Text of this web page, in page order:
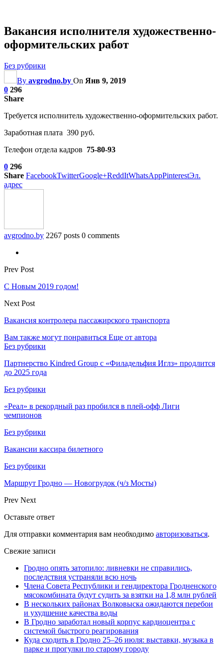
Вакансия исполнителя художественно-
оформительских работ
Без рубрики
By avgrodno.by On Янв 9, 2019
0 296
Share
Требуется исполнитель художественно-оформительских работ.
Заработная плата 390 руб.
Телефон отдела кадров 75-80-93
0 296
Share FacebookTwitterGoogle+ReddItWhatsAppPinterestЭл.
адрес
avgrodno.by 2267 posts 0 comments
Prev Post
С Новым 2019 годом!
Next Post
Вакансия контролера пассажирского транспорта
Вам также могут понравиться Еще от автора
Без рубрики
Партнерство Kindred Group с «Филадельфия Иглз» продлится
до 2025 года
Без рубрики
«Реал» в рекордный раз пробился в плей-офф Лиги
чемпионов
Без рубрики
Вакансии кассира билетного
Без рубрики
Маршрут Гродно — Новогрудок (ч/з Мосты)
Prev Next
Оставьте ответ
Для отправки комментария вам необходимо авторизоваться.
Свежие записи
Гродно опять затопило: ливневки не справились,
последствия устраняли всю ночь
Члена Совета Республики и гендиректора Гродненского
мясокомбината будут судить за взятки на 1,8 млн рублей
В нескольких районах Волковыска ожидаются перебои
и ухудшение качества воды
В Гродно заработал новый корпус кардиоцентра с
системой быстрого реагирования
Куда сходить в Гродно 25–26 июля: выставки, музыка в
парке и прогулки по старому городу